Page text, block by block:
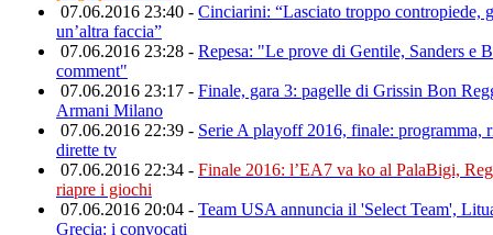
07.06.2016 23:40 - Cinciarini: “Lasciato troppo contropiede,
un’altra faccia”
07.06.2016 23:28 - Repesa: "Le prove di Gentile, Sanders e
comment"
07.06.2016 23:17 - Finale, gara 3: pagelle di Grissin Bon
Armani Milano
07.06.2016 22:39 - Serie A playoff 2016, finale: programma,
dirette tv
07.06.2016 22:34 - Finale 2016: l’EA7 va ko al PalaBigi,
riapre i giochi
07.06.2016 20:04 - Team USA annuncia il 'Select Team',
Grecia: i convocati